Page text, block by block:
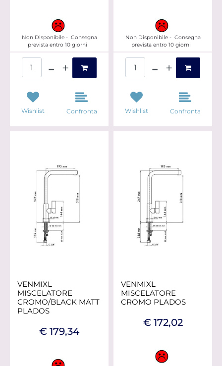
Non Disponibile - Consegna
prevista entro 10 giorni
Wishlist Confronta
Non Disponibile - Consegna
prevista entro 10 giorni
Wishlist Confronta
VENMIXL
MISCELATORE
CROMO/BLACK MATT
PLADOS
€ 179,34
VENMIXL
MISCELATORE
CROMO PLADOS
€ 172,02